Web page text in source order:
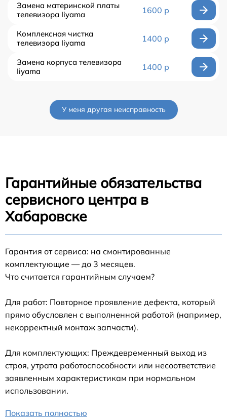
Замена материнской платы
телевизора Iiyama
1600 р
Комплексная чистка
телевизора Iiyama
1400 р
Замена корпуса телевизора
Iiyama
1400 р
У меня другая неисправность
Гарантийные обязательства
сервисного центра в
Хабаровске
Гарантия от сервиса: на смонтированные
комплектующие — до 3 месяцев.
Что считается гарантийным случаем?
Для работ: Повторное проявление дефекта, который
прямо обусловлен с выполненной работой (например,
некорректный монтаж запчасти).
Для комплектующих: Преждевременный выход из
строя, утрата работоспособности или несоответствие
заявленным характеристикам при нормальном
использовании.
Показать полностью